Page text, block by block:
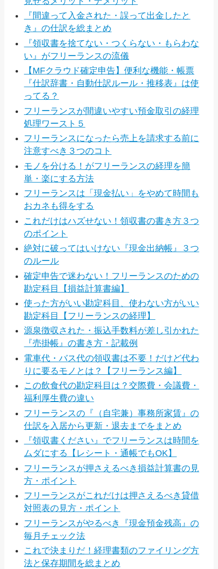
『間違って入金された・誤って出金したと
き』の仕訳を総まとめ
『領収書を捨てない・つくらない・もらわな
い』がフリーランスの流儀
【MFクラウド確定申告】便利な機能・帳票
『仕訳辞書・自動仕訳ルール・推移表』は使
ってる？
フリーランスが間違いやすい預金取引の経理
処理ワースト５
フリーランスになったら売上を請求する前に
注意すべき３つのコト
モノを分ける！がフリーランスの経理を簡
単・楽にする方法
フリーランスは「現金払い」をやめて時間も
おカネも得をする
これだけはハズせない！領収書の書き方３つ
のポイント
絶対に破ってはいけない『現金出納帳』３つ
のルール
確定申告で迷わない！フリーランスのための
勘定科目【損益計算書編】
使った方がいい勘定科目、使わない方がいい
勘定科目【フリーランスの経理】
源泉徴収された・振込手数料が差し引かれた
『売掛帳』の書き方・記載例
電車代・バス代の領収書は不要！だけど代わ
りに要るモノとは？【フリーランス編】
この飲食代の勘定科目は？交際費・会議費・
福利厚生費の違い
フリーランスの『（自宅兼）事務所家賃』の
仕訳を入居から更新・退去までをまとめ
『領収書ください』でフリーランスは時間を
ムダにする【レシート・通帳でもOK】
フリーランスが押さえるべき損益計算書の見
方・ポイント
フリーランスがこれだけは押さえるべき貸借
対照表の見方・ポイント
フリーランスがやるべき『現金預金残高』の
毎月チェック法
これで決まりだ！経理書類のファイリング方
法と保存期間を総まとめ